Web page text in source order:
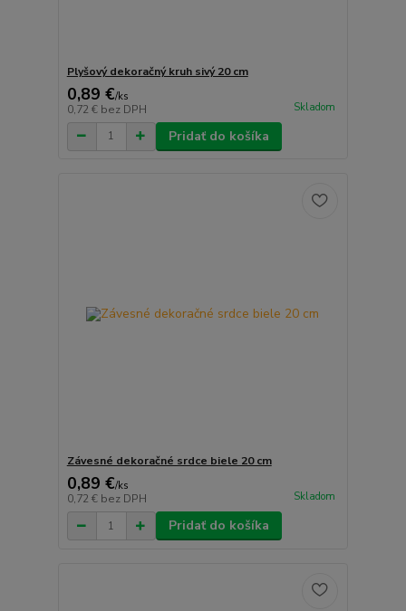
Plyšový dekoračný kruh sivý 20 cm
0,89 €/ks
0,72 € bez DPH Skladom
Pridať do košíka
Závesné dekoračné srdce biele 20 cm
0,89 €/ks
0,72 € bez DPH Skladom
Pridať do košíka